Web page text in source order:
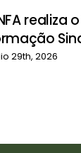
realiza
29th, 2026